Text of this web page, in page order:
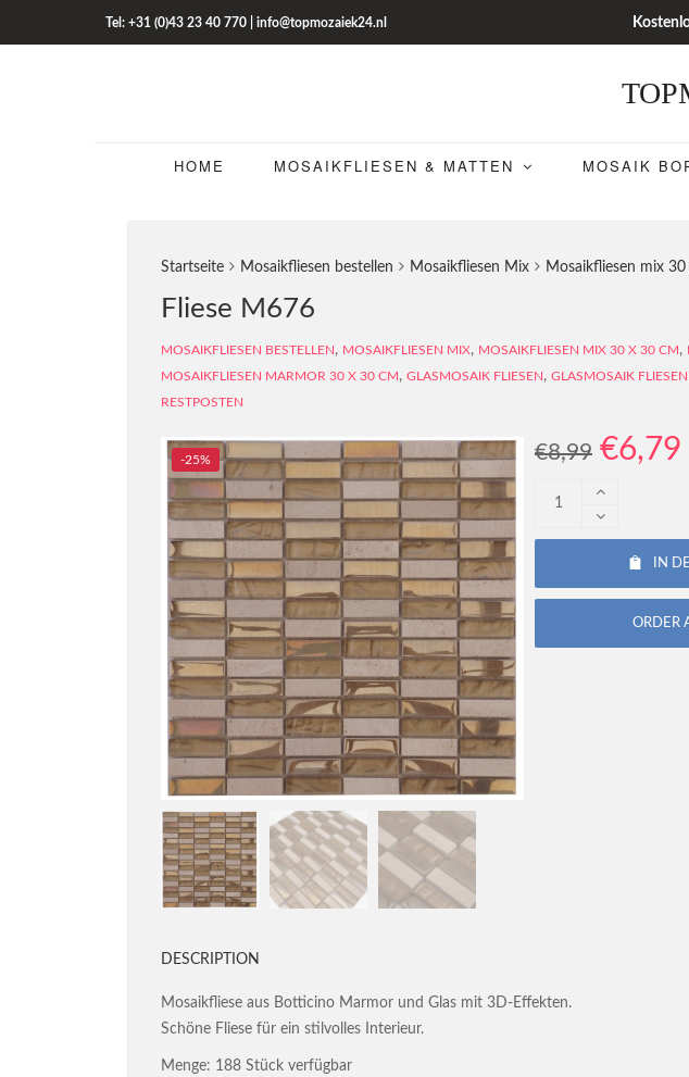
Tel: +31 (0)43 23 40 770 | info@topmozaiek24.nl
HOME MOSAIKFLIESEN & MATTEN MOSAIK
Startseite Mosaikfliesen bestellen Mosaikfliesen Mix Mosaikfliesen mix
Fliese M676
MOSAIKFLIESEN BESTELLEN, MOSAIKFLIESEN MIX, MOSAIKFLIESEN MIX 30 X 30 CM,
MOSAIKFLIESEN MARMOR 30 X 30 CM, GLASMOSAIK FLIESEN, GLASMOSAIK
RESTPOSTEN
-25% €8,99 €6,79
IN
ORDER
DESCRIPTION
Mosaikfliese aus Botticino Marmor und Glas mit 3D-Effekten.
Schöne Fliese für ein stilvolles Interieur.
Menge: 188 Stück verfügbar